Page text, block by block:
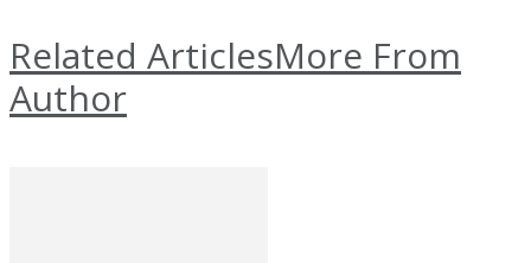
Related ArticlesMore From
Author